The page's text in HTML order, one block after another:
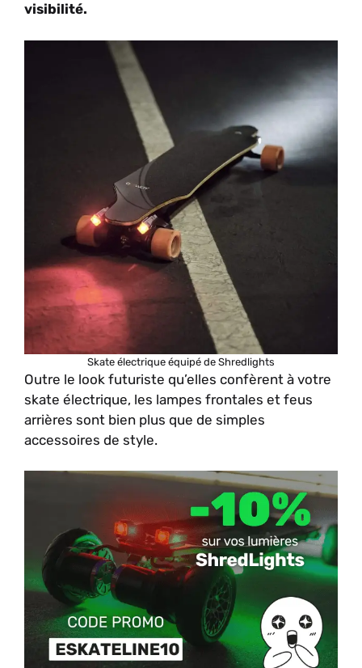
visibilité.
Skate électrique équipé de Shredlights
Outre le look futuriste qu’elles confèrent à votre
skate électrique, les lampes frontales et feus
arrières sont bien plus que de simples
accessoires de style.